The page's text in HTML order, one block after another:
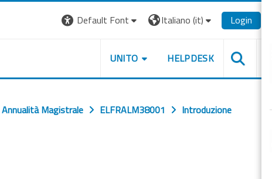
Default Font Italiano ‎(it)‎ Login
UNITO HELPDESK
Magistrale ELFRALM38001
Introduzione